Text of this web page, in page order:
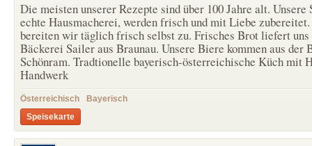
Die meisten unserer Rezepte sind über 100 Jahre alt. Unsere
echte Hausmacherei, werden frisch und mit Liebe
bereiten wir täglich frisch selbst zu. Frisches Brot liefert
Bäckerei Sailer aus Braunau. Unsere Biere kommen aus der
Schönram. Tradtionelle bayerisch-österreichische Küch mit
Handwerk
Österreichisch
Bayerisch
Speisekarte